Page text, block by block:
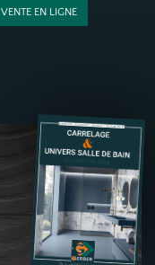
VENTE EN LIGNE